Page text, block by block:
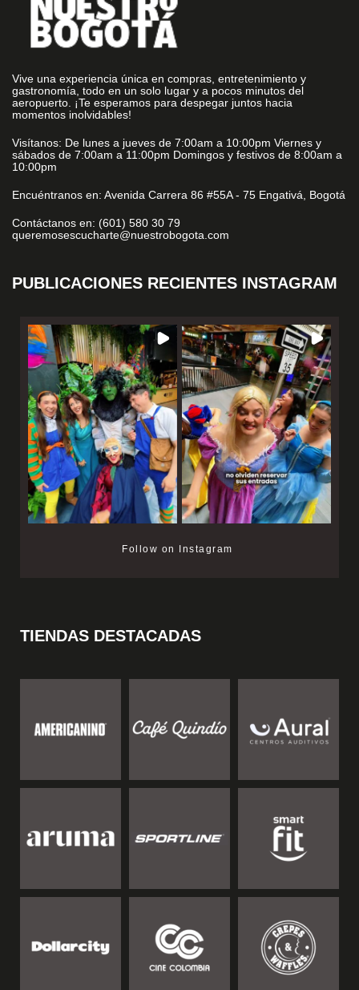
Vive una experiencia única en compras, entretenimiento y
gastronomía, todo en un solo lugar y a pocos minutos del
aeropuerto. ¡Te esperamos para despegar juntos hacia
momentos inolvidables!
Visítanos: De lunes a jueves de 7:00am a 10:00pm Viernes y
sábados de 7:00am a 11:00pm Domingos y festivos de 8:00am a
10:00pm
Encuéntranos en: Avenida Carrera 86 #55A - 75 Engativá, Bogotá
Contáctanos en: (601) 580 30 79
queremosescucharte@nuestrobogota.com
PUBLICACIONES RECIENTES INSTAGRAM
Follow on Instagram
TIENDAS DESTACADAS